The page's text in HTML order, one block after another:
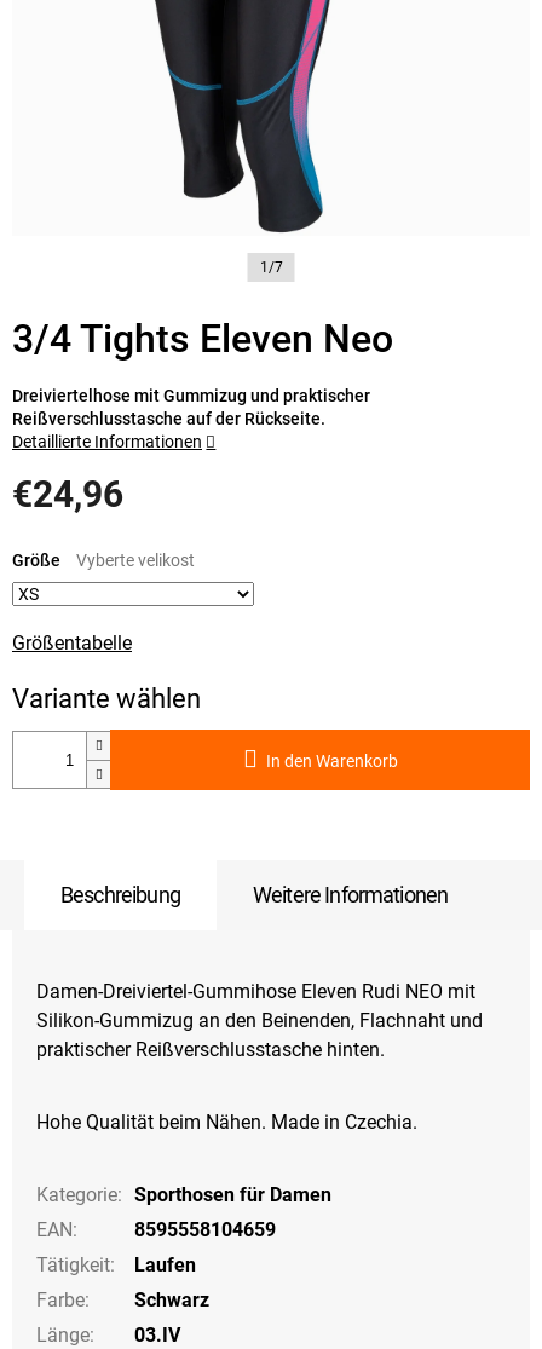
1/7
3/4 Tights Eleven Neo
€24,96
Größentabelle
Größe
In den Warenkorb
Dreiviertelhose mit Gummizug und praktischer
Reißverschlusstasche auf der Rückseite.
Detaillierte Informationen
Beschreibung Weitere Informationen
Damen-Dreiviertel-Gummihose Eleven Rudi NEO mit
Silikon-Gummizug an den Beinenden, Flachnaht und
praktischer Reißverschlusstasche hinten.
Hohe Qualität beim Nähen. Made in Czechia.
Kategorie: Sporthosen für Damen
EAN:
8595558104659
Tätigkeit:
Laufen
Farbe:
Schwarz
Länge:
03.IV